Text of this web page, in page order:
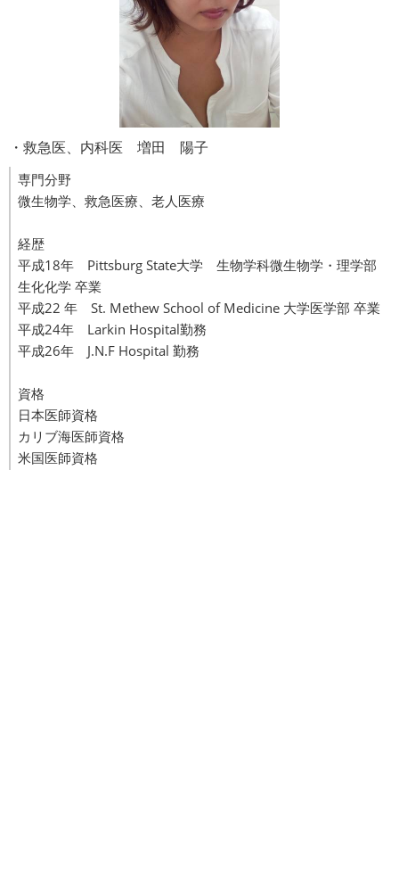
・救急医、内科医 増田 陽子
専門分野
微生物学、救急医療、老人医療
経歴
平成18年 Pittsburg State大学 生物学科微生物学・理学部
生化化学 卒業
平成22 年 St. Methew School of Medicine 大学医学部 卒業
平成24年 Larkin Hospital勤務
平成26年 J.N.F Hospital 勤務
資格
日本医師資格
カリブ海医師資格
米国医師資格